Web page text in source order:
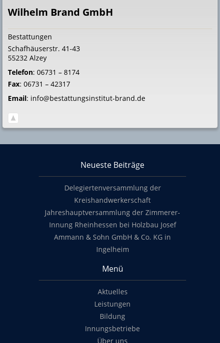
Wilhelm Brand GmbH
Bestattungen
Schafhäuserstr. 41-43
55232 Alzey
Telefon: 06731 – 8174
Fax: 06731 – 42317
Email: info@bestattungsinstitut-brand.de
Neueste Beiträge
Delegiertenversammlung der
Kreishandwerkerschaft
Jahreshauptversammlung der Zimmerer-
Innung Rheinhessen bei Holzbau Josef
Ammann & Sohn GmbH & Co. KG in
Ingelheim
Menü
Aktuelles
Leistungen
Bildung
Innungsbetriebe
Über uns